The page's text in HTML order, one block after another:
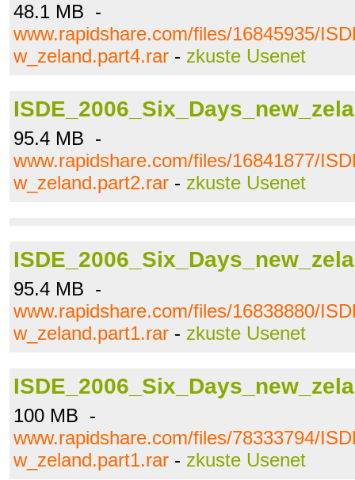
48.1 MB -
www.rapidshare.com/files/16845935/
w_zeland.part4.rar - zkuste Usenet
95.4 MB -
www.rapidshare.com/files/16841877/
w_zeland.part2.rar - zkuste Usenet
95.4 MB -
www.rapidshare.com/files/16838880/
w_zeland.part1.rar - zkuste Usenet
100 MB -
www.rapidshare.com/files/78333794/
w_zeland.part1.rar - zkuste Usenet